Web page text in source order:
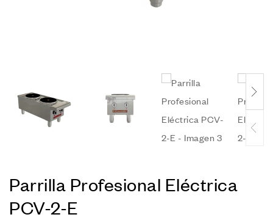
Parrilla Profesional Eléctrica
PCV-2-E